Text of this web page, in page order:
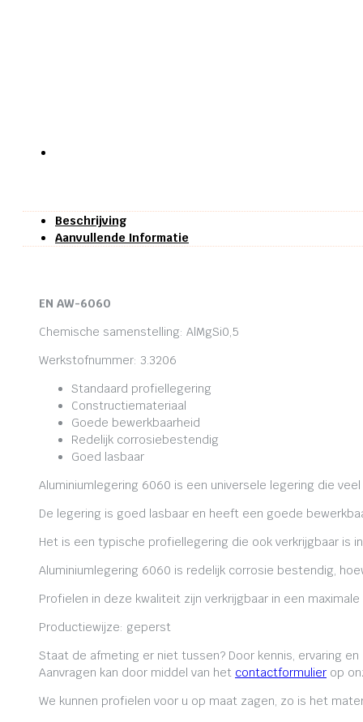
Beschrijving
Aanvullende Informatie
EN AW-6060
Chemische samenstelling: AlMgSi0,5
Werkstofnummer: 3.3206
Standaard profiellegering
Constructiemateriaal
Goede bewerkbaarheid
Redelijk corrosiebestendig
Goed lasbaar
Aluminiumlegering 6060 is een universele legering die
De legering is goed lasbaar en heeft een goede
Het is een typische profiellegering die ook verkrijgbaar is
Aluminiumlegering 6060 is redelijk corrosie bestendig,
Profielen in deze kwaliteit zijn verkrijgbaar in een
Productiewijze: geperst
Staat de afmeting er niet tussen? Door kennis, ervaring
Aanvragen kan door middel van het contactformulier op
We kunnen profielen voor u op maat zagen, zo is het